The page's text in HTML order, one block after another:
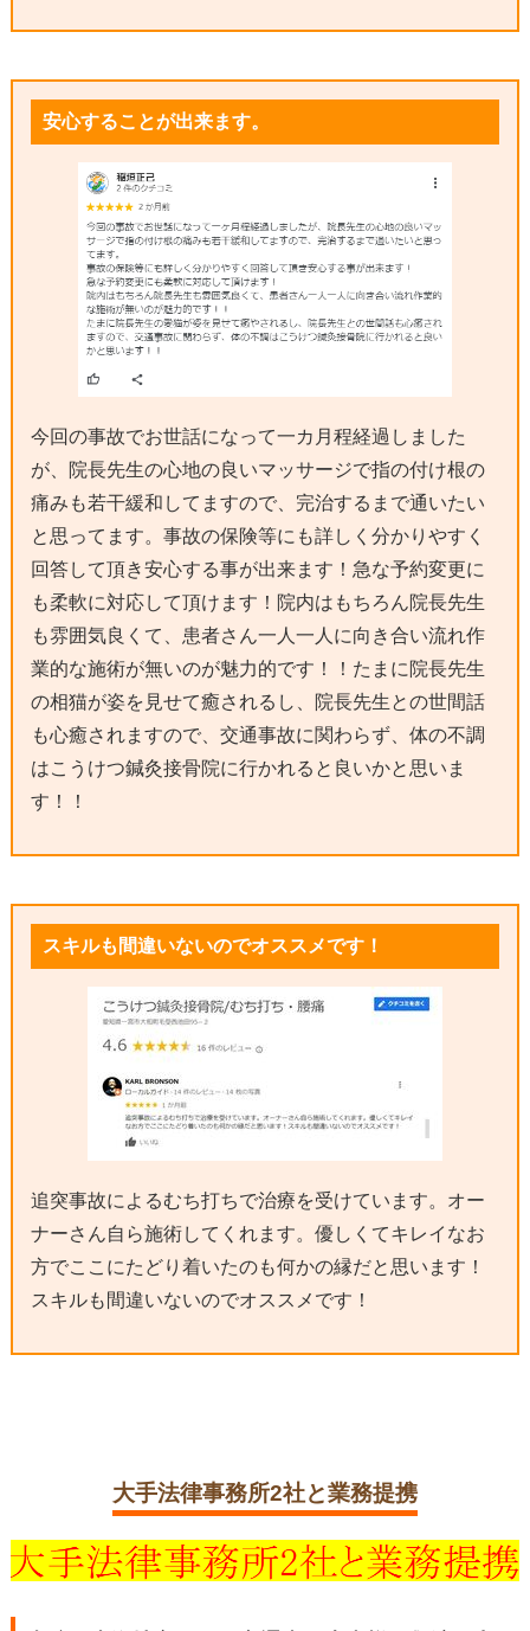
安心することが出来ます。
今回の事故でお世話になって一カ月程経過しました
が、院長先生の心地の良いマッサージで指の付け根の
痛みも若干緩和してますので、完治するまで通いたい
と思ってます。事故の保険等にも詳しく分かりやすく
回答して頂き安心する事が出来ます！急な予約変更に
も柔軟に対応して頂けます！院内はもちろん院長先生
も雰囲気良くて、患者さん一人一人に向き合い流れ作
業的な施術が無いのが魅力的です！！たまに院長先生
の相猫が姿を見せて癒されるし、院長先生との世間話
も心癒されますので、交通事故に関わらず、体の不調
はこうけつ鍼灸接骨院に行かれると良いかと思いま
す！！
スキルも間違いないのでオススメです！
追突事故によるむち打ちで治療を受けています。オー
ナーさん自ら施術してくれます。優しくてキレイなお
方でここにたどり着いたのも何かの縁だと思います！
スキルも間違いないのでオススメです！
大手法律事務所2社と業務提携